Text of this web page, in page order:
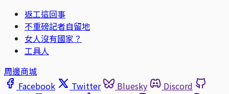
返工這回事
不重磅記者自留地
女人沒有國家？
工具人
周邊商城
Facebook
Twitter Bluesky
Discord